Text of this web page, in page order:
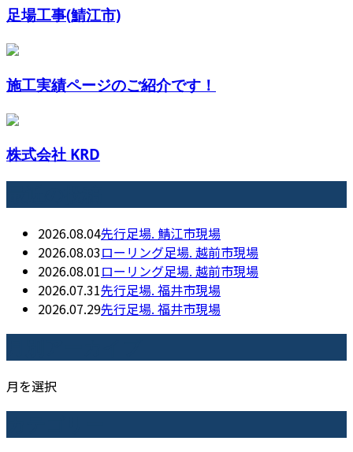
足場工事(鯖江市)
施工実績ページのご紹介です！
株式会社 KRD
2026.08.04先行足場. 鯖江市現場
2026.08.03ローリング足場. 越前市現場
2026.08.01ローリング足場. 越前市現場
2026.07.31先行足場. 福井市現場
2026.07.29先行足場. 福井市現場
月を選択